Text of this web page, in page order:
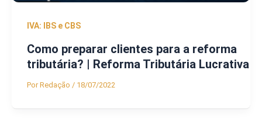
IVA: IBS e CBS
Como preparar clientes para a reforma
tributária? | Reforma Tributária Lucrativa
PorRedação / 18/07/2022